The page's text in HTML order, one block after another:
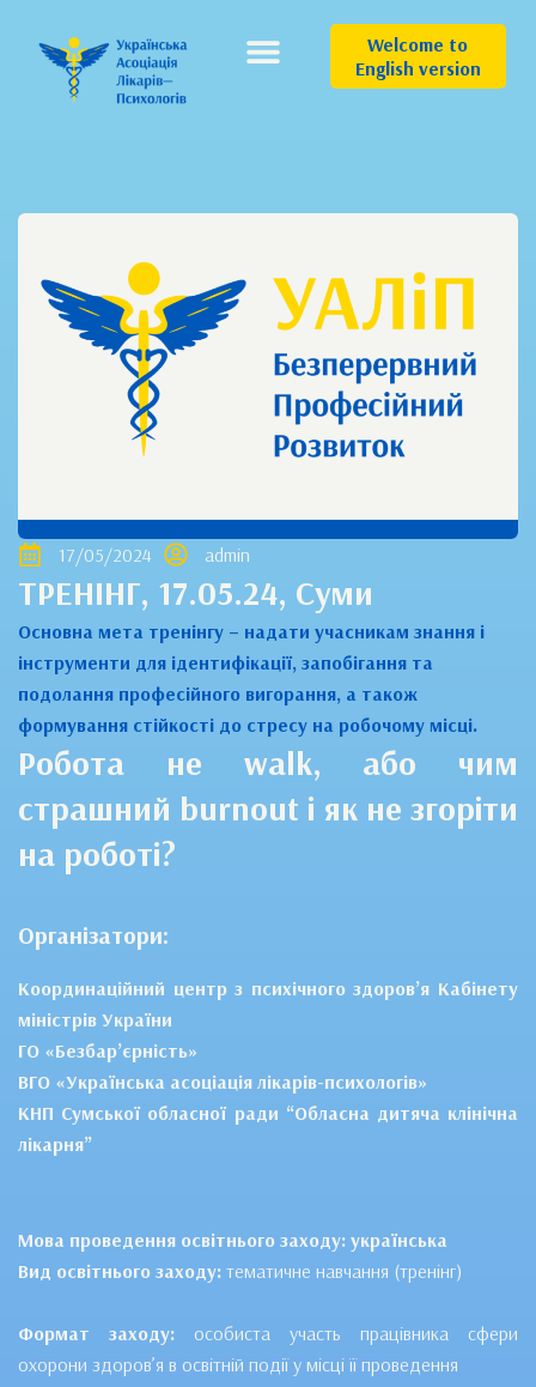
Welcome to
English version
17/05/2024 admin
ТРЕНІНГ, 17.05.24, Суми
Основна мета тренінгу – надати учасникам знання і
інструменти для ідентифікації, запобігання та
подолання професійного вигорання, а також
формування стійкості до стресу на робочому місці.
Робота не walk, або чим
страшний burnout і як не згоріти
на роботі?
Організатори:
Координаційний центр з психічного здоров’я Кабінету
міністрів України
ГО «Безбар’єрність»
ВГО «Українська асоціація лікарів-психологів»
КНП Сумської обласної ради “Обласна дитяча клінічна
лікарня”
Мова проведення освітнього заходу: українська
Вид освітнього заходу: тематичне навчання (тренінг)
Формат заходу: особиста участь працівника сфери
охорони здоров’я в освітній події у місці її проведення